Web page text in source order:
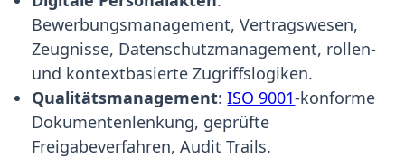
Bewerbungsmanagement, Vertragswesen,
Zeugnisse, Datenschutzmanagement, rollen-
und kontextbasierte Zugriffslogiken.
Qualitätsmanagement:ISO 9001-konforme
Dokumentenlenkung, geprüfte
Freigabeverfahren, Audit Trails.